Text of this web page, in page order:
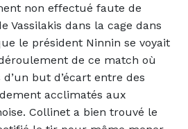
non effectué faute de
Vassilakis dans la cage dans
le président Ninnin se voyait
de ce match où
but d’écart entre des
acclimatés aux
Collinet a bien trouvé le